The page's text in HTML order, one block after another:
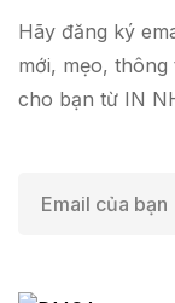
Hãy đăng ký
mới, mẹo,
cho bạn từ IN
i